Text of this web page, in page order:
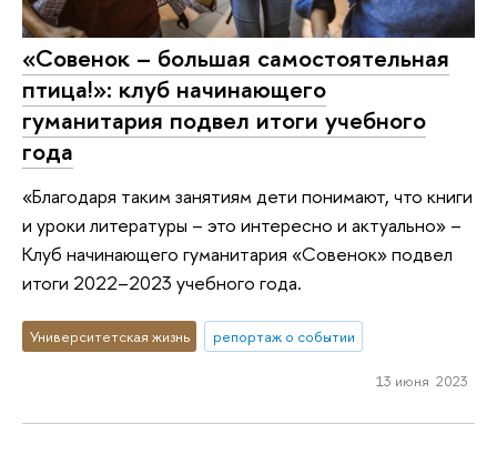
«Совенок – большая самостоятельная
птица!»: клуб начинающего
гуманитария подвел итоги учебного
года
«Благодаря таким занятиям дети понимают, что книги
и уроки литературы – это интересно и актуально» –
Клуб начинающего гуманитария «Совенок» подвел
итоги 2022–2023 учебного года.
Университетская жизнь репортаж о событии
13 июня 2023